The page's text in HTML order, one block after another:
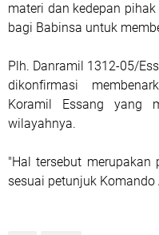
materi dan kedepan
bagi Babinsa untuk
Plh. Danramil 1312-05/
dikonfirmasi
Koramil Essang yang
wilayahnya.
"Hal tersebut
sesuai petunjuk Komando